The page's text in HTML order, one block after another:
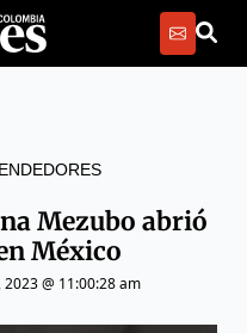
Mezubo abrió
México
@ 11:00:28 am